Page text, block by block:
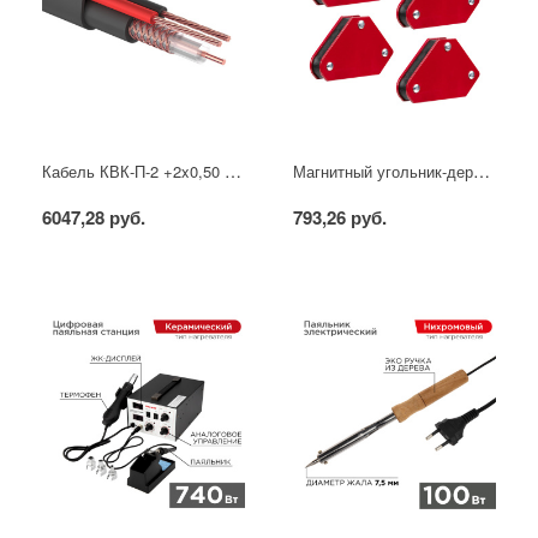
Кабель КВК-П-2 +2x0,50 мм² (Cu/CCA) (96) черный, 200 м, PROconnect
6047,28 руб.
Магнитный угольник-держатель для сварки набор 4 шт. на 4 кг REXANT
793,26 руб.